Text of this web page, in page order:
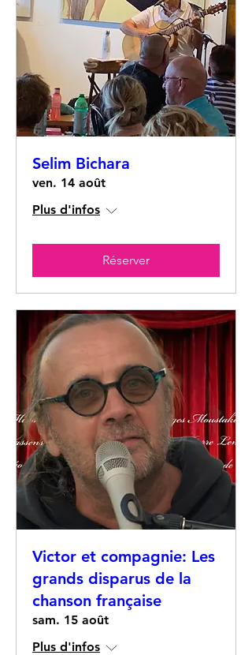
Selim Bichara
ven. 14 août
Plus d'infos
Réserver
Victor et compagnie: Les
grands disparus de la
chanson française
sam. 15 août
Plus d'infos